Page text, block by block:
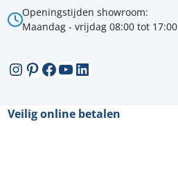
Openingstijden showroom:
Maandag - vrijdag 08:00 tot 17:00
Instagram
Pinterest
Facebook
YouTube
LinkedIn
Veilig online betalen